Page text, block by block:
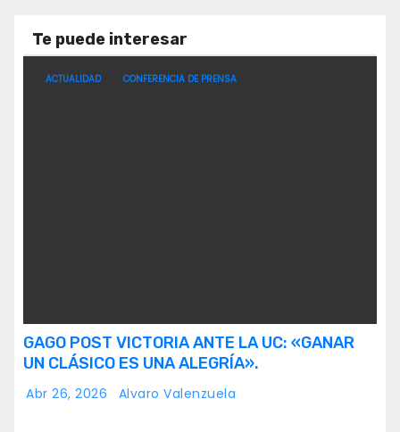
Te puede interesar
ACTUALIDAD CONFERENCIA DE PRENSA
GAGO POST VICTORIA ANTE LA UC: «GANAR
UN CLÁSICO ES UNA ALEGRÍA».
Abr 26, 2026 Alvaro Valenzuela